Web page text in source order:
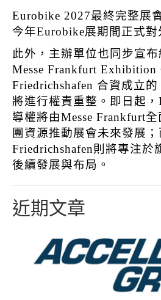
Eurobike 2027最終完整展
今年Eurobike展期間正式對
此外，主辦單位也同步宣
Messe Frankfurt Exhibition
Friedrichshafen 合資成立的
將進行權責重整。即日起
導權將由Messe Frankfurt
團資源推動展會未來發展；
Friedrichshafen則將專注於
後續發展與布局。
近期文章